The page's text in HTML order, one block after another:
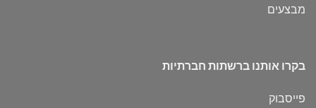
מבצעים
בקרו אותנו ברשתות חברתיות
פייסבוק